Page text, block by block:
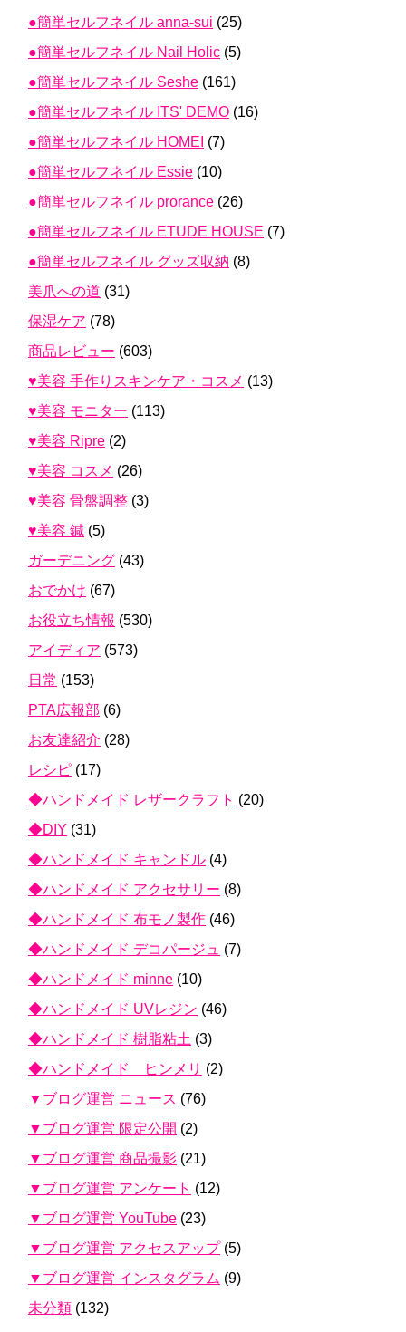
●簡単セルフネイル anna-sui (25)
●簡単セルフネイル Nail Holic (5)
●簡単セルフネイル Seshe (161)
●簡単セルフネイル ITS' DEMO (16)
●簡単セルフネイル HOMEI (7)
●簡単セルフネイル Essie (10)
●簡単セルフネイル prorance (26)
●簡単セルフネイル ETUDE HOUSE (7)
●簡単セルフネイル グッズ収納 (8)
美爪への道 (31)
保湿ケア (78)
商品レビュー (603)
♥美容 手作りスキンケア・コスメ (13)
♥美容 モニター (113)
♥美容 Ripre (2)
♥美容 コスメ (26)
♥美容 骨盤調整 (3)
♥美容 鍼 (5)
ガーデニング (43)
おでかけ (67)
お役立ち情報 (530)
アイディア (573)
日常 (153)
PTA広報部 (6)
お友達紹介 (28)
レシピ (17)
◆ハンドメイド レザークラフト (20)
◆DIY (31)
◆ハンドメイド キャンドル (4)
◆ハンドメイド アクセサリー (8)
◆ハンドメイド 布モノ製作 (46)
◆ハンドメイド デコパージュ (7)
◆ハンドメイド minne (10)
◆ハンドメイド UVレジン (46)
◆ハンドメイド 樹脂粘土 (3)
◆ハンドメイド ヒンメリ (2)
▼ブログ運営 ニュース (76)
▼ブログ運営 限定公開 (2)
▼ブログ運営 商品撮影 (21)
▼ブログ運営 アンケート (12)
▼ブログ運営 YouTube (23)
▼ブログ運営 アクセスアップ(5)
▼ブログ運営 インスタグラム (9)
未分類 (132)